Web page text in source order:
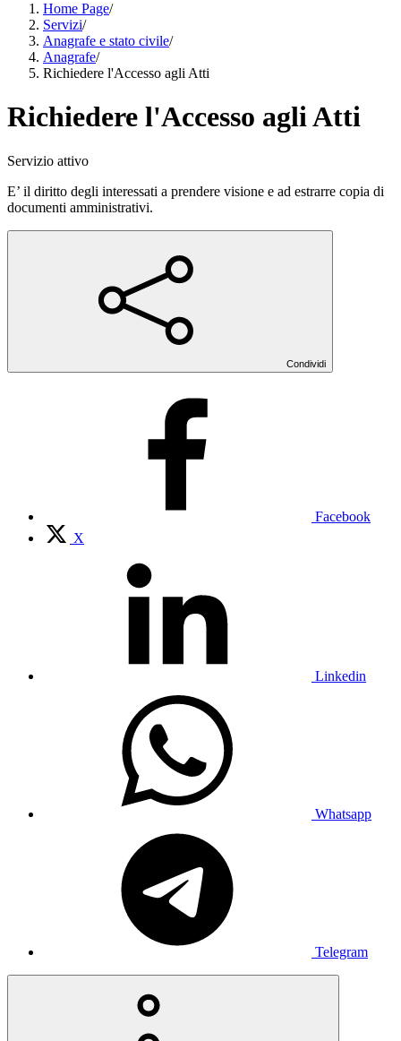
Home Page/
Servizi/
Anagrafe e stato civile/
Anagrafe/
Richiedere l'Accesso agli Atti
Richiedere l'Accesso agli Atti
Servizio attivo
E’ il diritto degli interessati a prendere visione e ad estrarre copia di
documenti amministrativi.
Condividi
Facebook
X
Linkedin
Whatsapp
Telegram